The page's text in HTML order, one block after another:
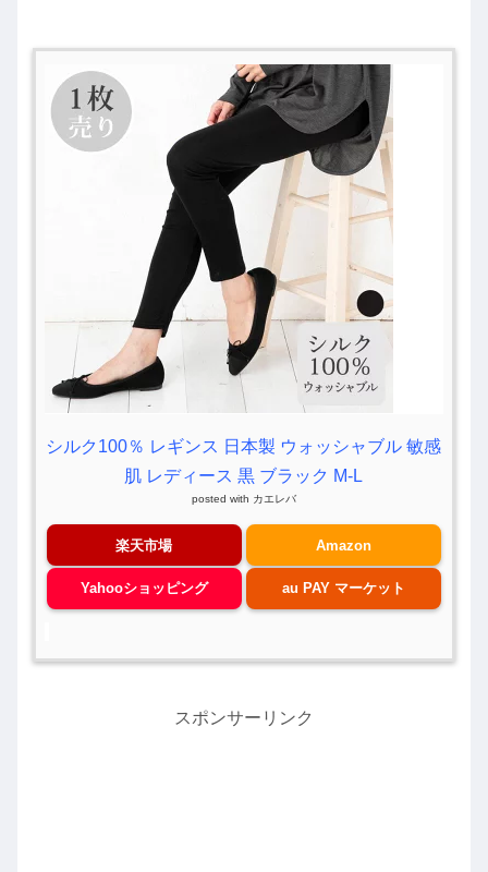
シルク100％ レギンス 日本製 ウォッシャブル 敏感
肌 レディース 黒 ブラック M-L
posted with カエレバ
楽天市場 Amazon
Yahooショッピング au PAY マーケット
スポンサーリンク